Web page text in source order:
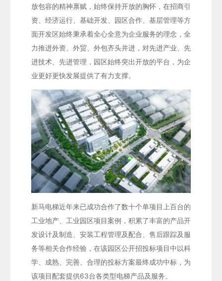
放包容的精神禀赋，始终保持开放的胸怀，在招商引
资、经济运行、基础开发、园区合作、基层管理等方
面开发区始终秉承着全心全意为企业服务的理念，全
力推进外资、外贸、外包齐头并进，对先进产业、先
进技术、先进管理，园区始终突出开放的平台，为企
业更好更快发展提供了有力支撑。
新马电梯近年来已成功合作了数十个单项目上百台的
工业地产、工业园区项目案例，积累了丰富的产品开
发设计及制造、安装工程管理及配合、售后跟踪及服
务等相关合作经验，在该园区公开招投标项目中以科
学、成熟、完善、合理的投标方案最终成功中标，为
该项目配套提供63台各类型电梯产品及服务。